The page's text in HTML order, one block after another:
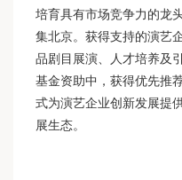
培育具有市场竞争力的龙
集北京。获得支持的演艺
品剧目展演、人才培养及
基金资助中，获得优先推
式为演艺企业创新发展提
展生态。